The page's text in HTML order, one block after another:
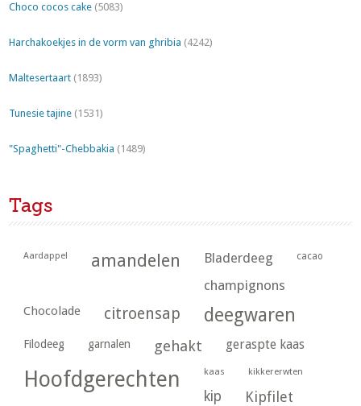
Choco cocos cake (5083)
Harchakoekjes in de vorm van ghribia (4242)
Maltesertaart (1893)
Tunesie tajine (1531)
"Spaghetti"-Chebbakia (1489)
Tags
Aardappel amandelen Bladerdeeg cacao
champignons
Chocolade citroensap deegwaren
Filodeeg garnalen gehakt geraspte kaas
Hoofdgerechten kaas kikkererwten
kip Kipfilet